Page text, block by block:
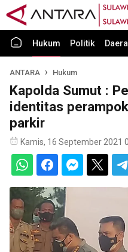
Hukum Politik
ANTARA Hukum
Kapolda Sumut :
identitas
parkir
Kamis, 16 September 2021